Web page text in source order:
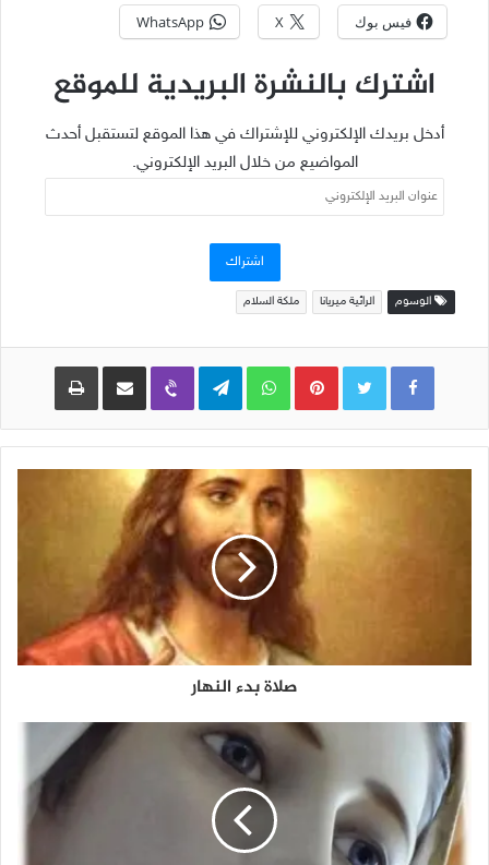
فيس بوك X
WhatsApp
اشترك بالنشرة البريدية للموقع
أدخل بريدك الإلكتروني للإشتراك في هذا الموقع لتستقبل أحدث
المواضيع من خلال البريد الإلكتروني.
عنوان
البريد
اشتراك
الوسوم الرائية ميريانا ملكة السلام
Pinterest
WhatsApp
Telegram
Viber مشاركة عبر البريد طباعة
صلاة بدء النهار